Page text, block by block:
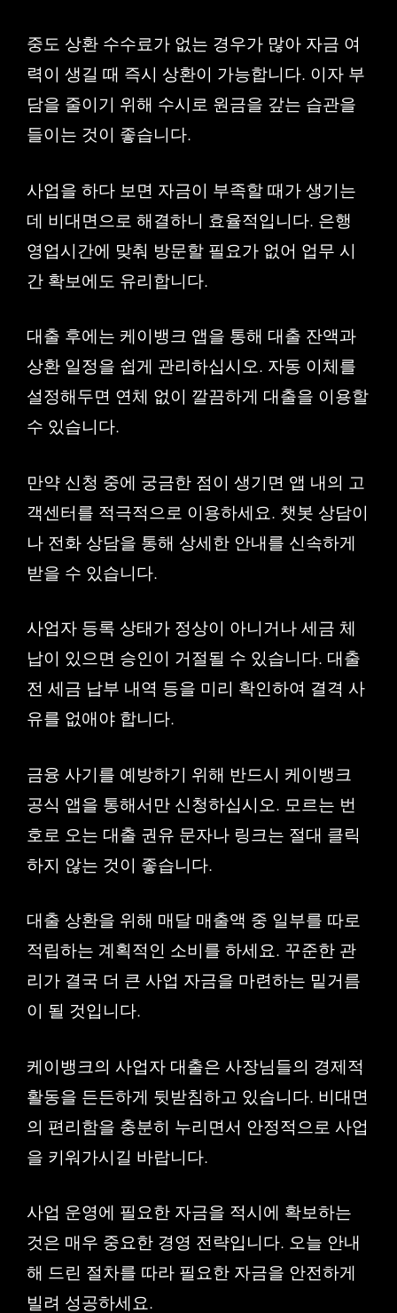
중도 상환 수수료가 없는 경우가 많아 자금 여
력이 생길 때 즉시 상환이 가능합니다. 이자 부
담을 줄이기 위해 수시로 원금을 갚는 습관을
들이는 것이 좋습니다.
사업을 하다 보면 자금이 부족할 때가 생기는
데 비대면으로 해결하니 효율적입니다. 은행
영업시간에 맞춰 방문할 필요가 없어 업무 시
간 확보에도 유리합니다.
대출 후에는 케이뱅크 앱을 통해 대출 잔액과
상환 일정을 쉽게 관리하십시오. 자동 이체를
설정해두면 연체 없이 깔끔하게 대출을 이용할
수 있습니다.
만약 신청 중에 궁금한 점이 생기면 앱 내의 고
객센터를 적극적으로 이용하세요. 챗봇 상담이
나 전화 상담을 통해 상세한 안내를 신속하게
받을 수 있습니다.
사업자 등록 상태가 정상이 아니거나 세금 체
납이 있으면 승인이 거절될 수 있습니다. 대출
전 세금 납부 내역 등을 미리 확인하여 결격 사
유를 없애야 합니다.
금융 사기를 예방하기 위해 반드시 케이뱅크
공식 앱을 통해서만 신청하십시오. 모르는 번
호로 오는 대출 권유 문자나 링크는 절대 클릭
하지 않는 것이 좋습니다.
대출 상환을 위해 매달 매출액 중 일부를 따로
적립하는 계획적인 소비를 하세요. 꾸준한 관
리가 결국 더 큰 사업 자금을 마련하는 밑거름
이 될 것입니다.
케이뱅크의 사업자 대출은 사장님들의 경제적
활동을 든든하게 뒷받침하고 있습니다. 비대면
의 편리함을 충분히 누리면서 안정적으로 사업
을 키워가시길 바랍니다.
사업 운영에 필요한 자금을 적시에 확보하는
것은 매우 중요한 경영 전략입니다. 오늘 안내
해 드린 절차를 따라 필요한 자금을 안전하게
빌려 성공하세요.